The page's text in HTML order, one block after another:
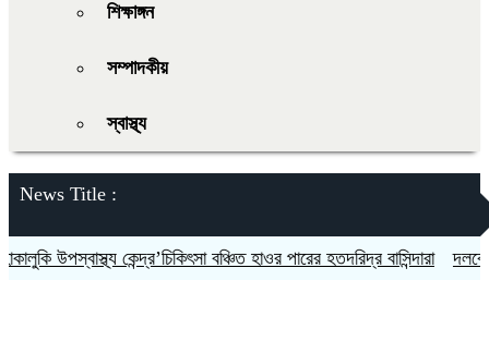
শিক্ষাঙ্গন
সম্পাদকীয়
স্বাস্থ্য
News Title :
উপস্বাস্থ্য কেন্দ্র’চিকিৎসা বঞ্চিত হাওর পারের হতদরিদ্র বাসিন্দারা দলকে